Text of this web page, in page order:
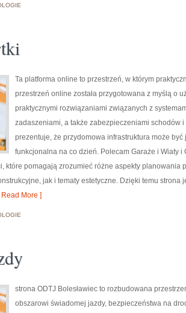
Ta platforma online to przestrzeń, w którym
przestrzeń online została przygotowana z myślą o
praktycznymi rozwiązaniami związanych z
zadaszeniami, a także zabezpieczeniami schodów
prezentuje, że przydomowa infrastruktura może
funkcjonalna na co dzień. Polecam Garaże i Wiaty
które pomagają zrozumieć różne aspekty planowania
jak i tematy estetyczne. Dzięki temu strona
Read More ]
strona ODTJ Bolesławiec to rozbudowana
obszarowi świadomej jazdy, bezpieczeństwa na